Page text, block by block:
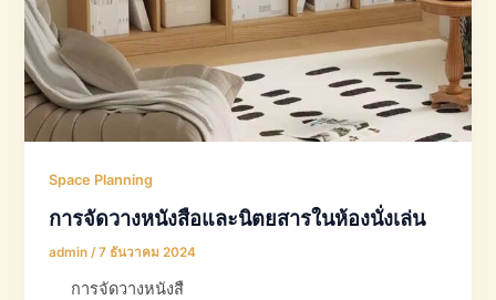
Space Planning
การจัดวางหนังสือและนิตยสารในห้องนั่งเล่น
admin /7 ธันวาคม 2024
การจัดวางหนังสื